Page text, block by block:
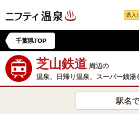
購入
千葉県TOP
芝山鉄道 周辺の
温泉、日帰り温泉、スーパー銭湯
駅名